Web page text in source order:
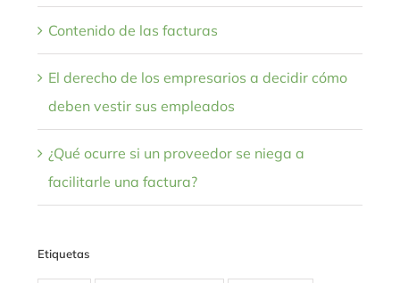
Contenido de las facturas
El derecho de los empresarios a decidir cómo
deben vestir sus empleados
¿Qué ocurre si un proveedor se niega a
facilitarle una factura?
Etiquetas